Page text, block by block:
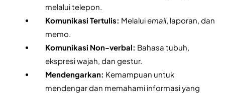
melalui telepon.
Komunikasi Tertulis: Melalui email, laporan, dan
memo.
Komunikasi Non-verbal: Bahasa tubuh,
ekspresi wajah, dan gestur.
Mendengarkan: Kemampuan untuk
mendengar dan memahami informasi yang